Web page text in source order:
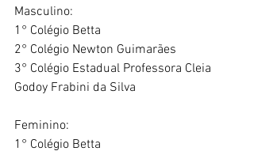
Masculino:
1° Colégio Betta
2° Colégio Newton Guimarães
3° Colégio Estadual Professora Cleia
Godoy Frabini da Silva
Feminino:
1° Colégio Betta